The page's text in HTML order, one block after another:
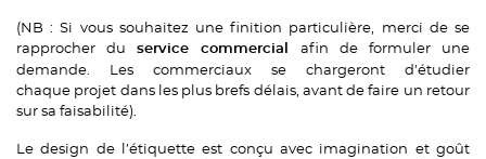
(NB : Si vous souhaitez une finition particulière, merci de se
rapprocher duservice commercial
afin de formuler une
demande. Les commerciaux se chargeront d’étudier
chaque projet dans les plus brefs délais, avant de faire un retour
sur sa faisabilité).
Le design de l’étiquette est conçu avec imagination et goût